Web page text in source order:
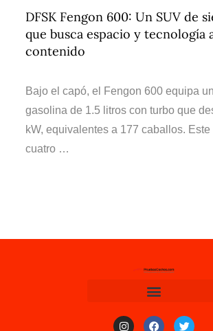
DFSK Fengon 600: Un SUV de
que busca espacio y tecnología
contenido
Bajo el capó, el Fengon 600 equipa
gasolina de 1.5 litros con turbo que
kW, equivalentes a 177 caballos.
cuatro …